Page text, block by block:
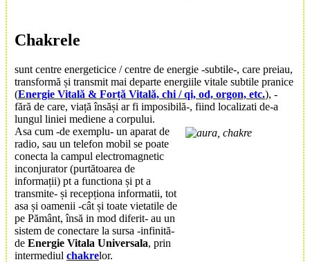
Chakrele
sunt centre energeticice / centre de energie -subtile-, care preiau,
transformă și transmit mai departe energiile vitale subtile pranice
(Energie Vitală & Forță Vitală, chi / qi, od, orgon, etc.), -
fără de care, viață însăși ar fi imposibilă-, fiind localizati de-a
lungul liniei mediene a corpului.
Asa cum -de exemplu- un aparat de
radio, sau un telefon mobil se poate
conecta la campul electromagnetic
inconjurator (purtătoarea de
informații) pt a functiona și pt a
transmite- și recepționa informatii, tot
asa și oamenii -cât și toate vietatile de
pe Pământ, însă in mod diferit- au un
sistem de conectare la sursa -infinită-
de Energie Vitala Universala, prin
intermediul chakrelor.